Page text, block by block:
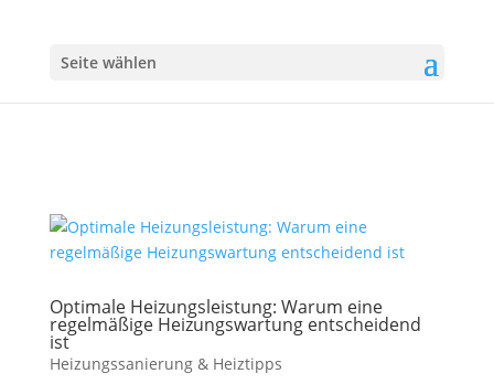
Seite wählen
Optimale Heizungsleistung: Warum eine
regelmäßige Heizungswartung entscheidend
ist
Heizungssanierung & Heiztipps